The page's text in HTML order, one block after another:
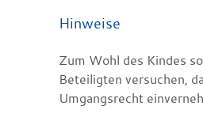
Hinweise
Zum Wohl des Kindes
Beteiligten versuchen,
Umgangsrecht